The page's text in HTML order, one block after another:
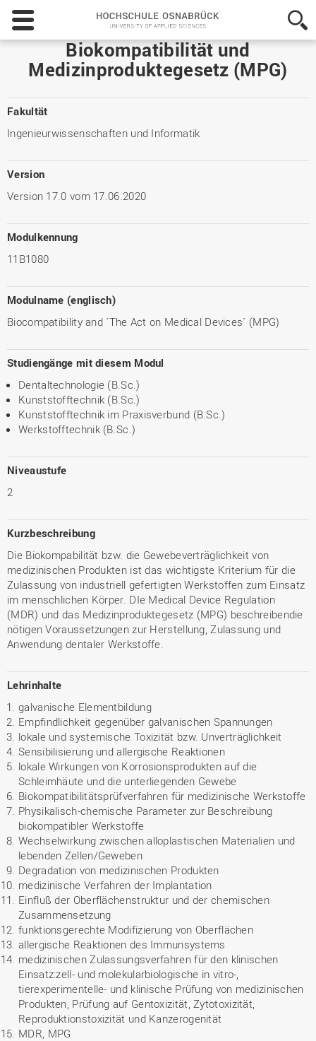
Hochschule
Osnabrück
-
University
of
Sciences
Biokompatibilität und
Medizinproduktegesetz (MPG)
Fakultät
Ingenieurwissenschaften und Informatik
Version
Version 17.0 vom 17.06.2020
Modulkennung
11B1080
Modulname (englisch)
Biocompatibility and ´The Act on Medical Devices´ (MPG)
Studiengänge mit diesem Modul
Dentaltechnologie (B.Sc.)
Kunststofftechnik (B.Sc.)
Kunststofftechnik im Praxisverbund (B.Sc.)
Werkstofftechnik (B.Sc.)
Niveaustufe
2
Kurzbeschreibung
Die Biokompabilität bzw. die Gewebeverträglichkeit von
medizinischen Produkten ist das wichtigste Kriterium für die
Zulassung von industriell gefertigten Werkstoffen zum Einsatz
im menschlichen Körper. DIe Medical Device Regulation
(MDR) und das Medizinproduktegesetz (MPG) beschreibendie
nötigen Voraussetzungen zur Herstellung, Zulassung und
Anwendung dentaler Werkstoffe.
Lehrinhalte
galvanische Elementbildung
Empfindlichkeit gegenüber galvanischen Spannungen
lokale und systemische Toxizität bzw. Unverträglichkeit
Sensibilisierung und allergische Reaktionen
lokale Wirkungen von Korrosionsprodukten auf die
Schleimhäute und die unterliegenden Gewebe
Biokompatibilitätsprüfverfahren für medizinische Werkstoffe
Physikalisch-chemische Parameter zur Beschreibung
biokompatibler Werkstoffe
Wechselwirkung zwischen alloplastischen Materialien und
lebenden Zellen/Geweben
Degradation von medizinischen Produkten
medizinische Verfahren der Implantation
Einfluß der Oberflächenstruktur und der chemischen
Zusammensetzung
funktionsgerechte Modifizierung von Oberflächen
allergische Reaktionen des Immunsystems
medizinischen Zulassungsverfahren für den klinischen
Einsatz:zell- und molekularbiologische in vitro-,
tierexperimentelle- und klinische Prüfung von medizinischen
Produkten, Prüfung auf Gentoxizität, Zytotoxizität,
Reproduktionstoxizität und Kanzerogenität
MDR, MPG